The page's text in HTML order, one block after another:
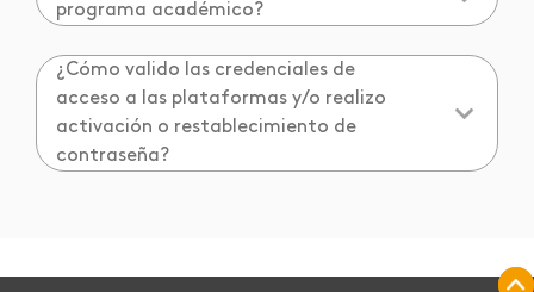
programa académico?
¿Cómo valido las credenciales de
acceso a las plataformas y/o realizo
activación o restablecimiento de
contraseña?